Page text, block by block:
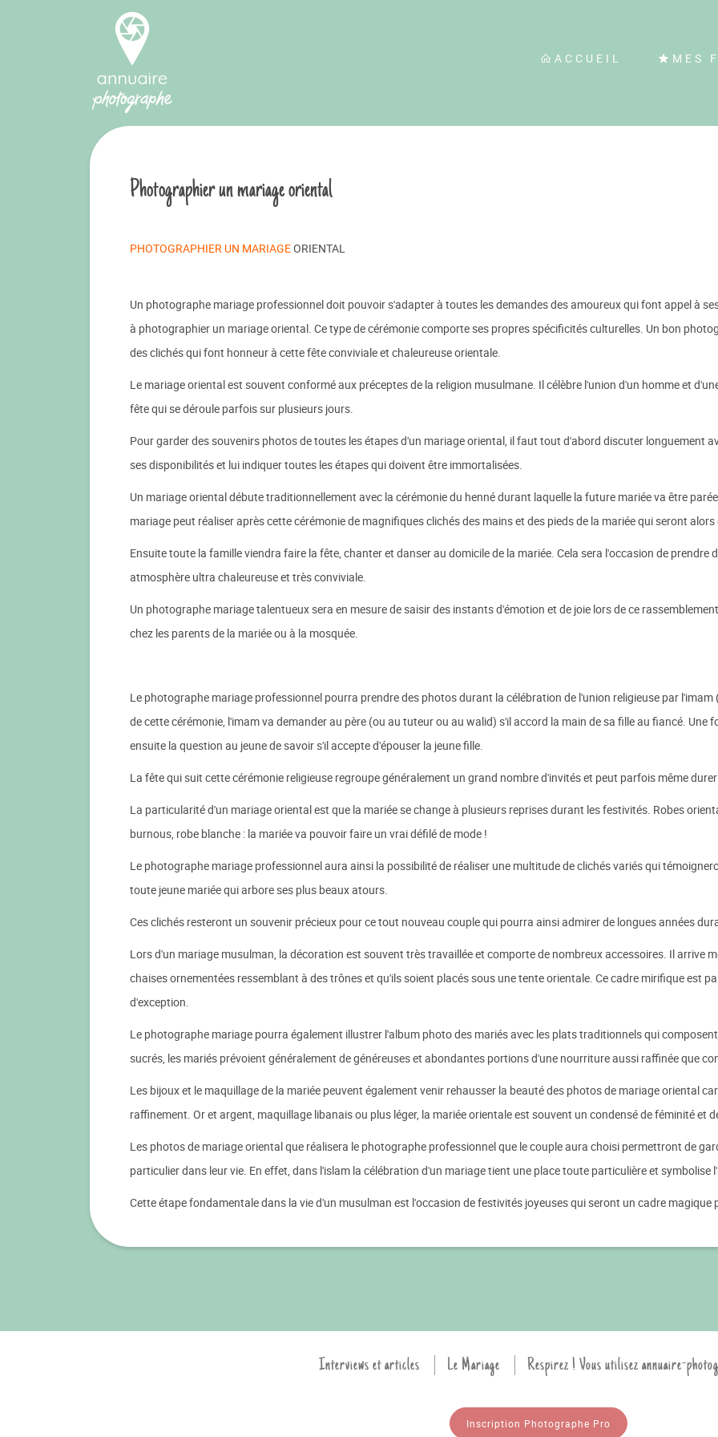
ACCUEIL MES
Photographier un mariage oriental
PHOTOGRAPHIER UN MARIAGEORIENTAL
Un photographe mariage professionnel doit pouvoir s'adapter à toutes les demandes des amoureux qui font appel à
à photographier un mariage oriental. Ce type de cérémonie comporte ses propres spécificités culturelles. Un bon
des clichés qui font honneur à cette fête conviviale et chaleureuse orientale.
Le mariage oriental est souvent conformé aux préceptes de la religion musulmane. Il célèbre l'union d'un homme et
fête qui se déroule parfois sur plusieurs jours.
Pour garder des souvenirs photos de toutes les étapes d'un mariage oriental, il faut tout d'abord discuter longuement
ses disponibilités et lui indiquer toutes les étapes qui doivent être immortalisées.
Un mariage oriental débute traditionnellement avec la cérémonie du henné durant laquelle la future mariée va être
mariage peut réaliser après cette cérémonie de magnifiques clichés des mains et des pieds de la mariée qui seront
Ensuite toute la famille viendra faire la fête, chanter et danser au domicile de la mariée. Cela sera l'occasion de prendre
atmosphère ultra chaleureuse et très conviviale.
Un photographe mariage talentueux sera en mesure de saisir des instants d'émotion et de joie lors de ce
chez les parents de la mariée ou à la mosquée.
Le photographe mariage professionnel pourra prendre des photos durant la célébration de l'union religieuse par
de cette cérémonie, l'imam va demander au père (ou au tuteur ou au walid) s'il accord la main de sa fille au fiancé. Une
ensuite la question au jeune de savoir s'il accepte d'épouser la jeune fille.
La fête qui suit cette cérémonie religieuse regroupe généralement un grand nombre d'invités et peut parfois même
La particularité d'un mariage oriental est que la mariée se change à plusieurs reprises durant les festivités. Robes
burnous, robe blanche : la mariée va pouvoir faire un vrai défilé de mode !
Le photographe mariage professionnel aura ainsi la possibilité de réaliser une multitude de clichés variés qui
toute jeune mariée qui arbore ses plus beaux atours.
Ces clichés resteront un souvenir précieux pour ce tout nouveau couple qui pourra ainsi admirer de longues années
Lors d'un mariage musulman, la décoration est souvent très travaillée et comporte de nombreux accessoires. Il arrive
chaises ornementées ressemblant à des trônes et qu'ils soient placés sous une tente orientale. Ce cadre mirifique est
d'exception.
Le photographe mariage pourra également illustrer l'album photo des mariés avec les plats traditionnels qui
sucrés, les mariés prévoient généralement de généreuses et abondantes portions d'une nourriture aussi raffinée que
Les bijoux et le maquillage de la mariée peuvent également venir rehausser la beauté des photos de mariage oriental
raffinement. Or et argent, maquillage libanais ou plus léger, la mariée orientale est souvent un condensé de féminité et
Les photos de mariage oriental que réalisera le photographe professionnel que le couple aura choisi permettront de
particulier dans leur vie. En effet, dans l'islam la célébration d'un mariage tient une place toute particulière et symbolise
Cette étape fondamentale dans la vie d'un musulman est l'occasion de festivités joyeuses qui seront un cadre
Interviews et articles Le Mariage Respirez ! Vous utilisez annuaire-
Inscription Photographe Pro